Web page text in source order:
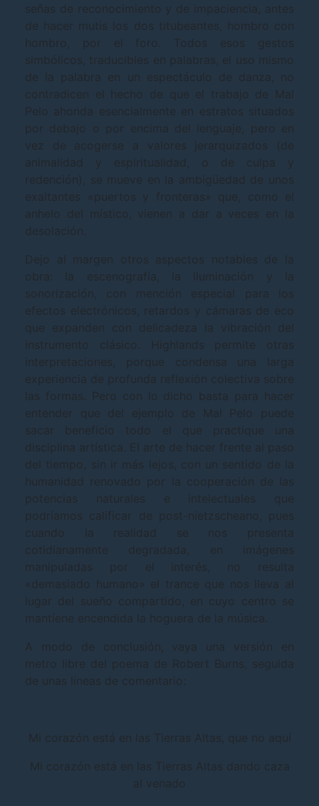
señas de reconocimiento y de impaciencia, antes
de hacer mutis los dos titubeantes, hombro con
hombro, por el foro. Todos esos gestos
simbólicos, traducibles en palabras, el uso mismo
de la palabra en un espectáculo de danza, no
contradicen el hecho de que el trabajo de Mal
Pelo ahonda esencialmente en estratos situados
por debajo o por encima del lenguaje, pero en
vez de acogerse a valores jerarquizados (de
animalidad y espiritualidad, o de culpa y
redención), se mueve en la ambigüedad de unos
exaltantes «puertos y fronteras» que, como el
anhelo del místico, vienen a dar a veces en la
desolación.
Dejo al margen otros aspectos notables de la
obra: la escenografía, la iluminación y la
sonorización, con mención especial para los
efectos electrónicos, retardos y cámaras de eco
que expanden con delicadeza la vibración del
instrumento clásico. Highlands permite otras
interpretaciones, porque condensa una larga
experiencia de profunda reflexión colectiva sobre
las formas. Pero con lo dicho basta para hacer
entender que del ejemplo de Mal Pelo puede
sacar beneficio todo el que practique una
disciplina artística. El arte de hacer frente al paso
del tiempo, sin ir más lejos, con un sentido de la
humanidad renovado por la cooperación de las
potencias naturales e intelectuales que
podríamos calificar de post-nietzscheano, pues
cuando la realidad se nos presenta
cotidianamente degradada, en imágenes
manipuladas por el interés, no resulta
«demasiado humano» el trance que nos lleva al
lugar del sueño compartido, en cuyo centro se
mantiene encendida la hoguera de la música.
A modo de conclusión, vaya una versión en
metro libre del poema de Robert Burns, seguida
de unas líneas de comentario:
Mi corazón está en las Tierras Altas, que no aquí
Mi corazón está en las Tierras Altas dando caza
al venado